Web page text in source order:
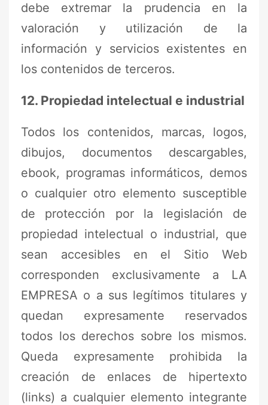
debe extremar la prudencia en la
valoración y utilización de la
información y servicios existentes en
los contenidos de terceros.
12. Propiedad intelectual e industrial
Todos los contenidos, marcas, logos,
dibujos, documentos descargables,
ebook, programas informáticos, demos
o cualquier otro elemento susceptible
de protección por la legislación de
propiedad intelectual o industrial, que
sean accesibles en el Sitio Web
corresponden exclusivamente a LA
EMPRESA o a sus legítimos titulares y
quedan expresamente reservados
todos los derechos sobre los mismos.
Queda expresamente prohibida la
creación de enlaces de hipertexto
(links) a cualquier elemento integrante